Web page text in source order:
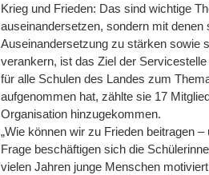
Krieg und Frieden: Das sind wichtige
auseinandersetzen, sondern mit
Auseinandersetzung zu stärken sowie
verankern, ist das Ziel der
für alle Schulen des Landes zum
aufgenommen hat, zählte sie 17
Organisation hinzugekommen.
„Wie können wir zu Frieden beitragen
Frage beschäftigen sich die
vielen Jahren junge Menschen